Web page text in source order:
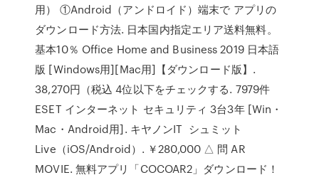
用） ①Android（アンドロイド）端末で アプリの
ダウンロード方法. 日本国内指定エリア送料無料。
基本10％ Office Home and Business 2019 日本語
版 [Windows用][Mac用]【ダウンロード版】.
38,270円（税込 4位以下をチェックする. 7979件
ESET インターネット セキュリティ 3台3年 [Win・
Mac・Android用]. キヤノンIT シュミット
Live（iOS/Android）. ￥280,000 △ 問 AR
MOVIE. 無料アプリ「COCOAR2」ダウンロード！